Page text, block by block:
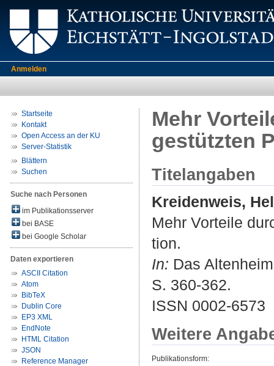
Anmelden
Startseite
Kontakt
Open Access an der KU
Server-Statistik
Blättern
Suchen
Suche nach Personen
im Publikationsserver
bei BASE
bei Google Scholar
Daten exportieren
ASCII Citation
Atom
BibTeX
Dublin Core
EP3 XML
EndNote
HTML Citation
JSON
Reference Manager
Mehr
gestützten
Titelangaben
Kreidenweis,
Mehr Vorteile
tion.
In: Das
S. 360-362.
ISSN 0002-6573
Weitere
Publikationsform: